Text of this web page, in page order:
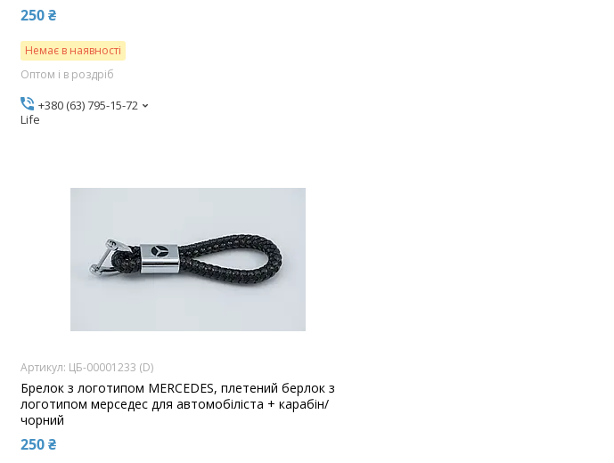
250 ₴
Немає в наявності
Оптом і в роздріб
+380 (63) 795-15-72
Life
ЦБ-00001233 (D)
Брелок з логотипом MERCEDES, плетений берлок з
логотипом мерседес для автомобіліста + карабін/
чорний
250 ₴